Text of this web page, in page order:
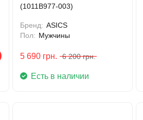
(1011B977-003)
Бренд: ASICS
Пол: Мужчины
5 690 грн. 6 200 грн.
Есть в наличии